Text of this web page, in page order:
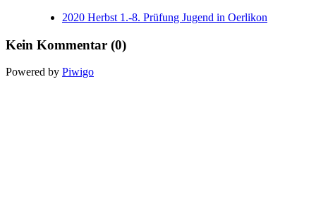
2020 Herbst 1.-8. Prüfung Jugend in Oerlikon
Kein Kommentar (0)
Powered by Piwigo